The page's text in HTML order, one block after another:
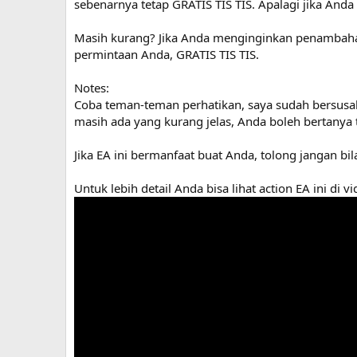
sebenarnya tetap GRATIS TIS TIS. Apalagi jika
Masih kurang? Jika Anda menginginkan
permintaan Anda, GRATIS TIS TIS.
Notes:
Coba teman-teman perhatikan, saya sudah
masih ada yang kurang jelas, Anda boleh
Jika EA ini bermanfaat buat Anda, tolong jangan
Untuk lebih detail Anda bisa lihat action EA ini di